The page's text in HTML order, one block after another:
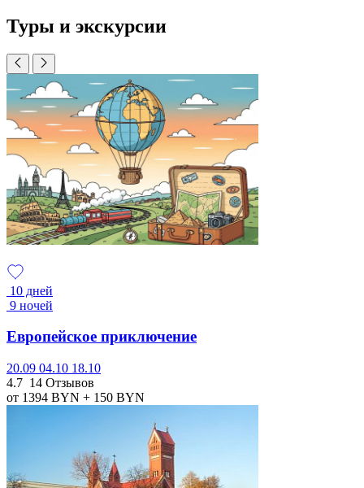
Туры и экскурсии
10 дней
9 ночей
Европейское приключение
20.09 04.10 18.10
4.7 14 Отзывов
от 1394 BYN + 150 BYN